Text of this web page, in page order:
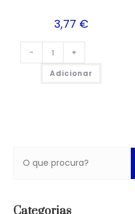
3,77 €
- +
Adicionar